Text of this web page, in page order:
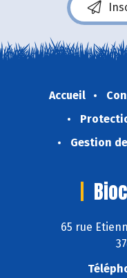
Accueil
Gestion
65 rue